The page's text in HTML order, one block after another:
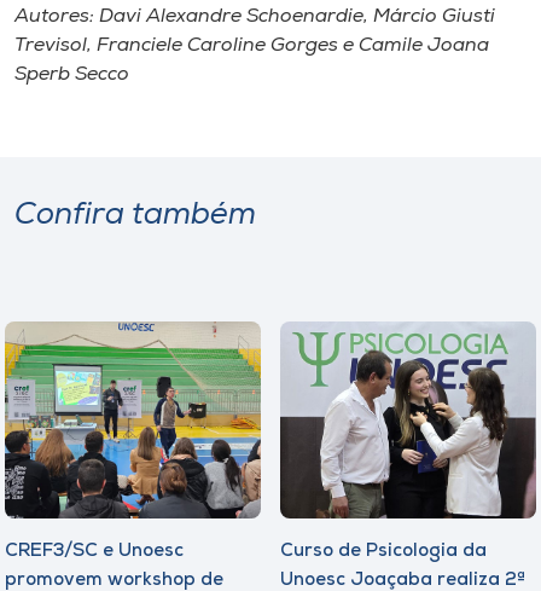
Autores: Davi Alexandre Schoenardie, Márcio Giusti
Trevisol, Franciele Caroline Gorges e Camile Joana
Sperb Secco
Confira também
CREF3/SC e Unoesc
promovem workshop de
Curso de Psicologia da
Unoesc Joaçaba realiza 2ª